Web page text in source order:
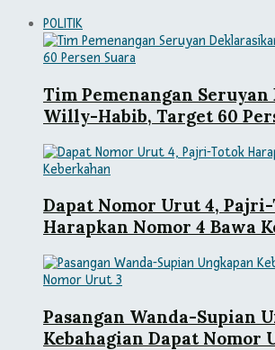
POLITIK
Tim Pemenangan
Willy-Habib, Target 60
Dapat Nomor Urut 4,
Harapkan Nomor 4 Bawa
Pasangan Wanda-Supian
Kebahagian Dapat Nomor